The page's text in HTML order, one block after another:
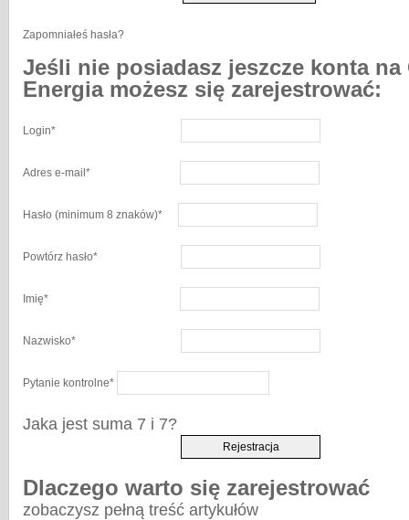
Zapomniałeś hasła?
Jeśli nie posiadasz jeszcze konta na
Energia możesz się zarejestrować:
Login*
Adres e-mail *
Hasło (minimum 8 znaków)*
Powtórz hasło*
Imię*
Nazwisko*
Pytanie kontrolne*
Jaka jest suma 7 i 7?
Dlaczego warto się zarejestrować
zobaczysz pełną treść artykułów